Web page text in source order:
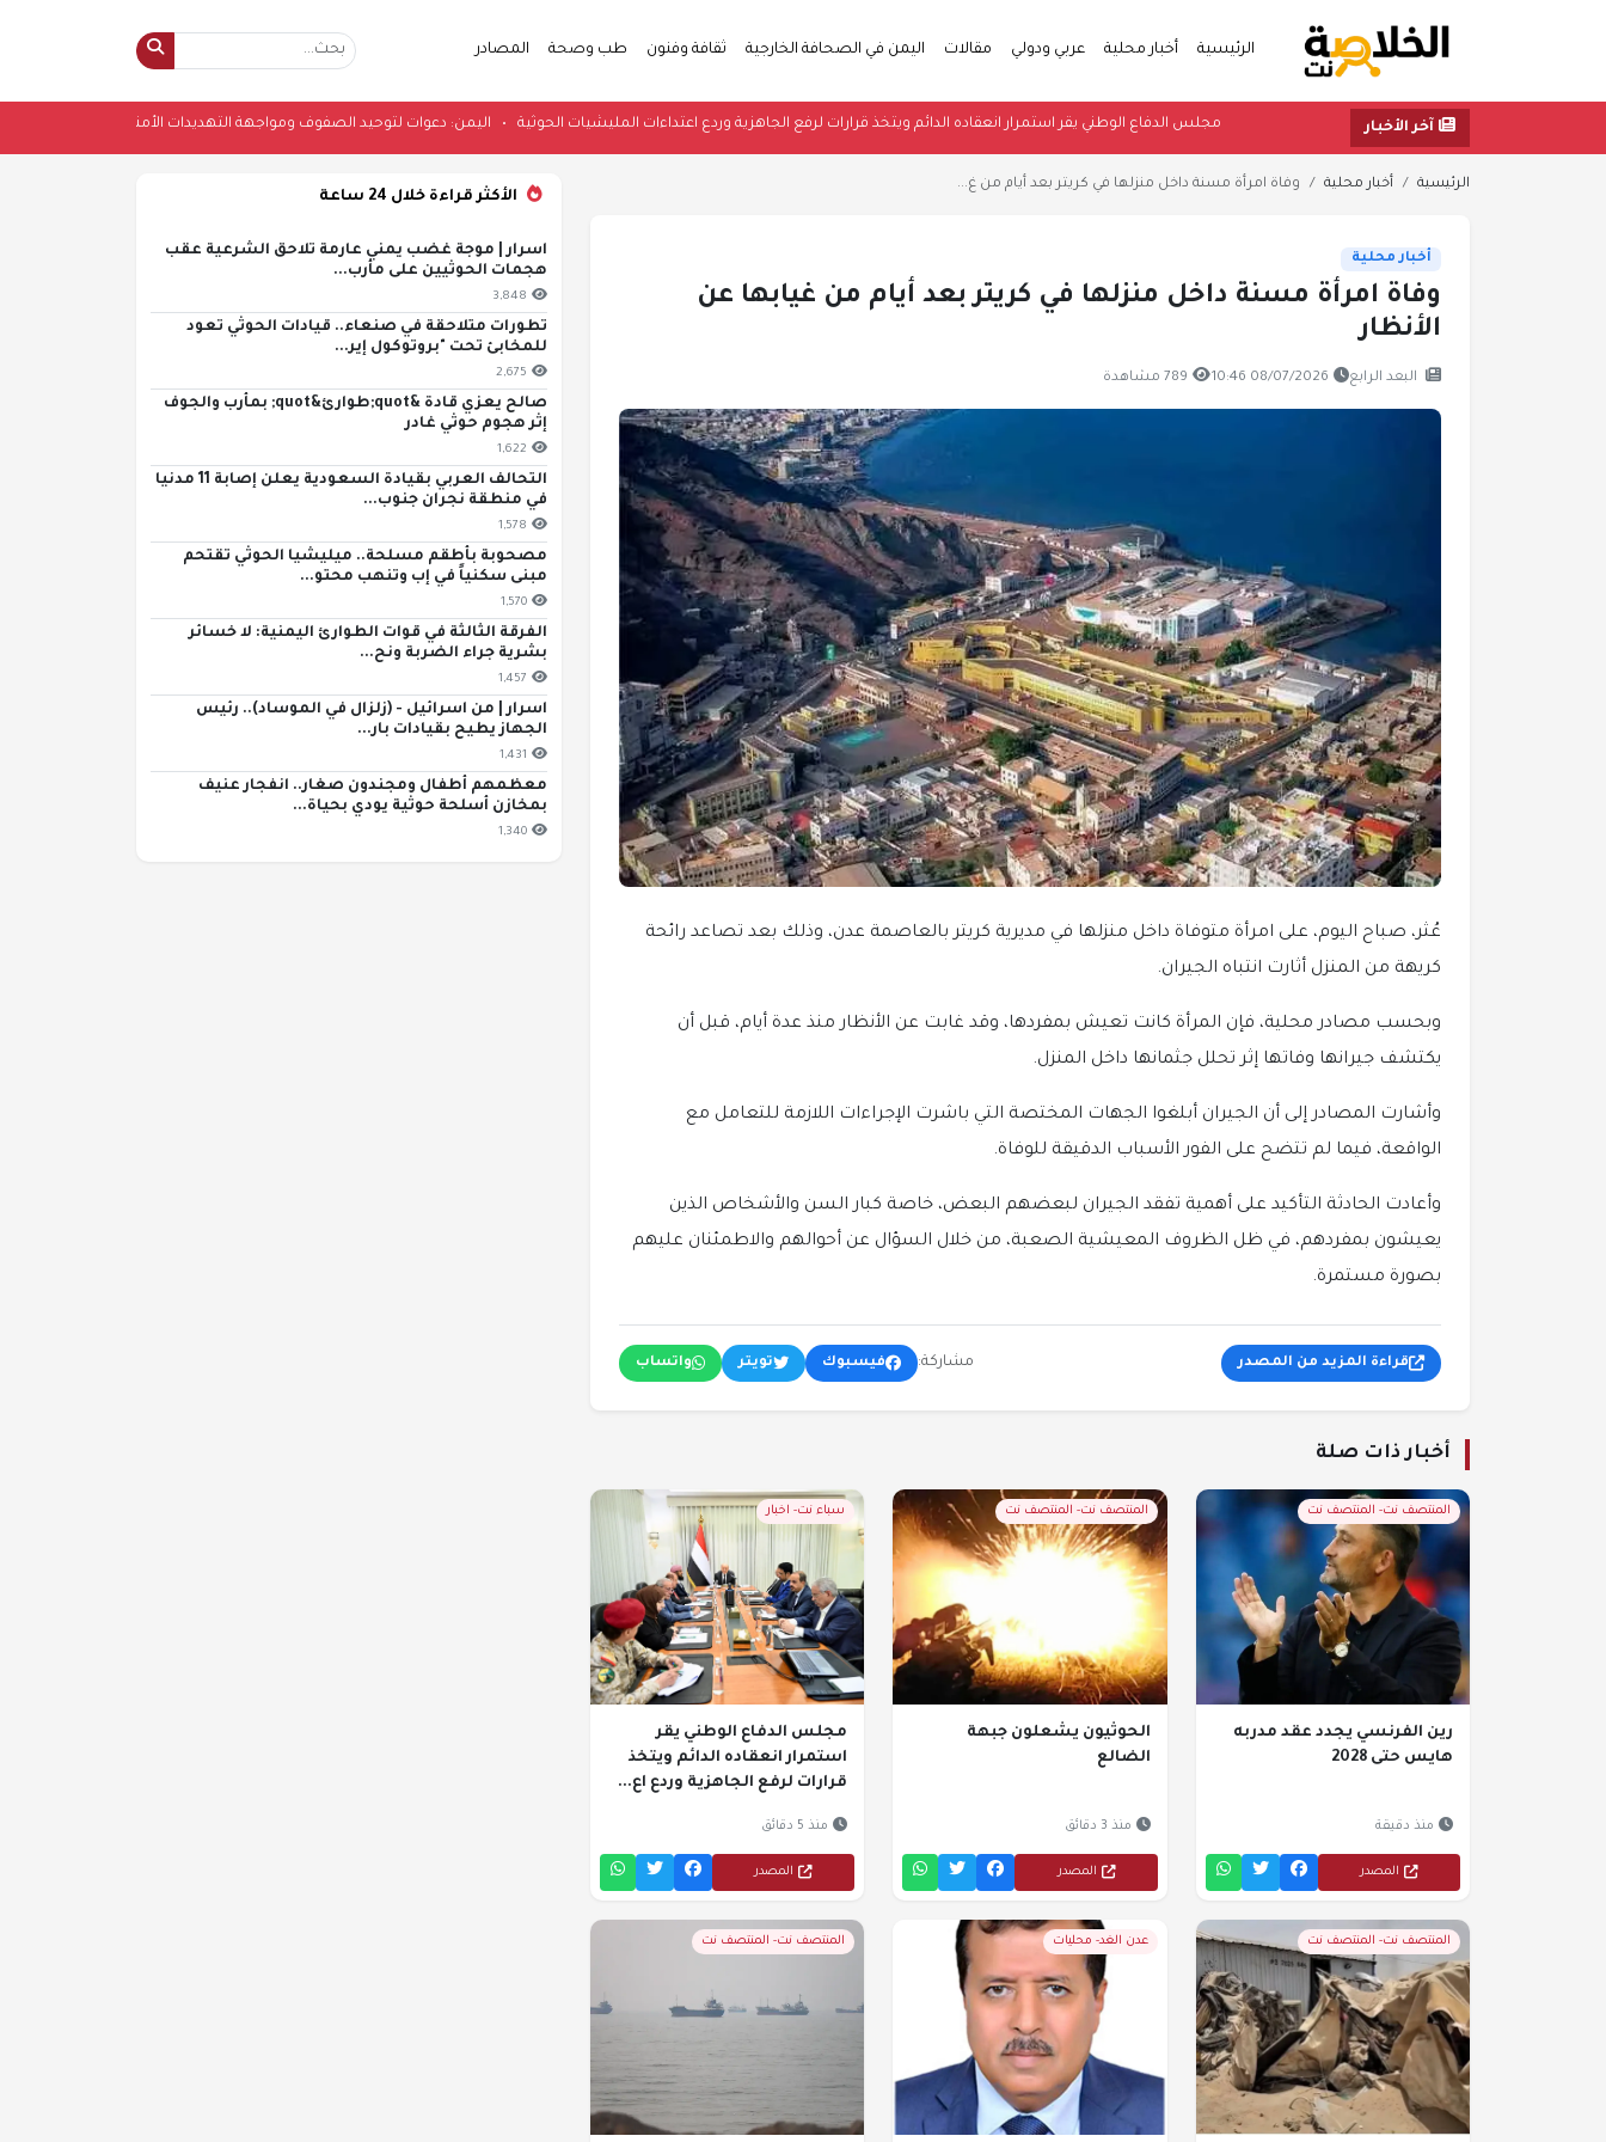
الرئيسية أخبار محلية عربي ودولي مقالات اليمن في الصحافة الخارجية ثقافة وفنون طب وصحة المصادر
آخر الأخبار مجلس الدفاع الوطني يقر استمرار انعقاده الدائم ويتخذ قرارات لرفع الجاهزية وردع اعتداءات المليشيات الحوثية•اليمن: دعوات لتوحيد الصفوف ومواجهة التهديدات الأمنية
الرئيسية أخبار محلية وفاة امرأة مسنة داخل منزلها في كريتر بعد أيام من غ...
أخبار محلية
وفاة امرأة مسنة داخل منزلها في كريتر بعد أيام من غيابها عن
الأنظار
البعد الرابع 08/07/2026 10:46 789 مشاهدة
عُثر، صباح اليوم، على امرأة متوفاة داخل منزلها في مديرية كريتر بالعاصمة عدن، وذلك بعد تصاعد رائحة
كريهة من المنزل أثارت انتباه الجيران.
وبحسب مصادر محلية، فإن المرأة كانت تعيش بمفردها، وقد غابت عن الأنظار منذ عدة أيام، قبل أن
يكتشف جيرانها وفاتها إثر تحلل جثمانها داخل المنزل.
وأشارت المصادر إلى أن الجيران أبلغوا الجهات المختصة التي باشرت الإجراءات اللازمة للتعامل مع
الواقعة، فيما لم تتضح على الفور الأسباب الدقيقة للوفاة.
وأعادت الحادثة التأكيد على أهمية تفقد الجيران لبعضهم البعض، خاصة كبار السن والأشخاص الذين
يعيشون بمفردهم، في ظل الظروف المعيشية الصعبة، من خلال السؤال عن أحوالهم والاطمئنان عليهم
بصورة مستمرة.
قراءة المزيد من المصدر مشاركة: فيسبوك تويتر واتساب
أخبار ذات صلة
المنتصف نت- المنتصف نت
رين الفرنسي يجدد عقد مدربه
هايس حتى 2028
منذ دقيقة
المصدر
المنتصف نت- المنتصف نت
الحوثيون يشعلون جبهة
الضالع
منذ 3 دقائق
المصدر
سباء نت- اخبار
مجلس الدفاع الوطني يقر
استمرار انعقاده الدائم ويتخذ
قرارات لرفع الجاهزية وردع اع...
منذ 5 دقائق
المصدر
المنتصف نت- المنتصف نت عدن الغد- محليات المنتصف نت- المنتصف نت
الأكثر قراءة خلال 24 ساعة
اسرار | موجة غضب يمني عارمة تلاحق الشرعية عقب
هجمات الحوثيين على مأرب...
3,848
تطورات متلاحقة في صنعاء.. قيادات الحوثي تعود
للمخابئ تحت "بروتوكول إير...
2,675
صالح يعزي قادة &quot;طوارئ&quot; بمأرب والجوف
إثر هجوم حوثي غادر
1,622
التحالف العربي بقيادة السعودية يعلن إصابة 11 مدنيا
في منطقة نجران جنوب...
1,578
مصحوبة بأطقم مسلحة.. ميليشيا الحوثي تقتحم
مبنى سكنياً في إب وتنهب محتو...
1,570
الفرقة الثالثة في قوات الطوارئ اليمنية: لا خسائر
بشرية جراء الضربة ونح...
1,457
اسرار | من اسرائيل - (زلزال في الموساد).. رئيس
الجهاز يطيح بقيادات بار...
1,431
معظمهم أطفال ومجندون صغار.. انفجار عنيف
بمخازن أسلحة حوثية يودي بحياة...
1,340